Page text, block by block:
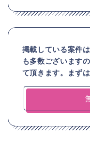
掲載している案件
も多数ございます
て頂きます。まず